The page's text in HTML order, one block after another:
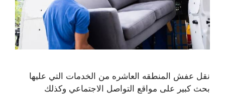
نقل عفش المنطقه العاشره من الخدمات التي عليها
بحث كبير على مواقع التواصل الاجتماعي وكذلك